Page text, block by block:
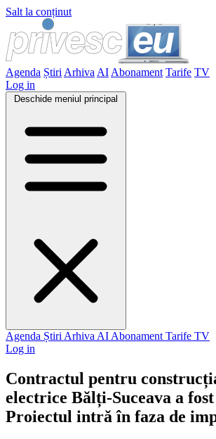
Salt la conținut
Agenda Știri Arhiva AI Abonament Tarife TV
Log in
Deschide meniul principal
Agenda Știri Arhiva AI Abonament Tarife TV
Log in
Contractul pentru
electrice Bălți-Suceava a
Proiectul intră în faza de